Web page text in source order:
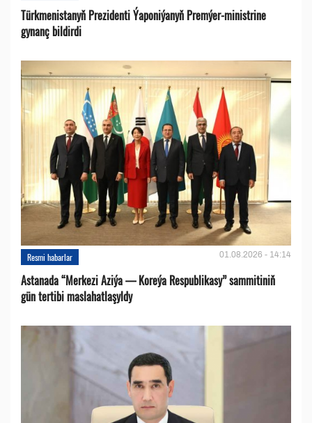
Türkmenistanyň Prezidenti Ýaponiýanyň Premýer-ministrine
gynanç bildirdi
Resmi habarlar 01.08.2026 - 14:14
Astanada “Merkezi Aziýa — Koreýa Respublikasy” sammitiniň
gün tertibi maslahatlaşyldy